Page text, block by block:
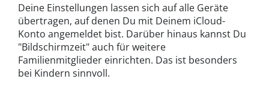
Deine Einstellungen lassen sich auf alle Geräte
übertragen, auf denen Du mit Deinem iCloud-
Konto angemeldet bist. Darüber hinaus kannst Du
"Bildschirmzeit" auch für weitere
Familienmitglieder einrichten. Das ist besonders
bei Kindern sinnvoll.